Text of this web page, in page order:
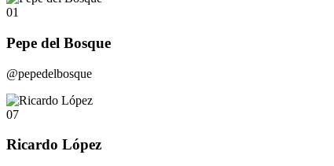
01
Pepe del Bosque
@pepedelbosque
07
Ricardo López